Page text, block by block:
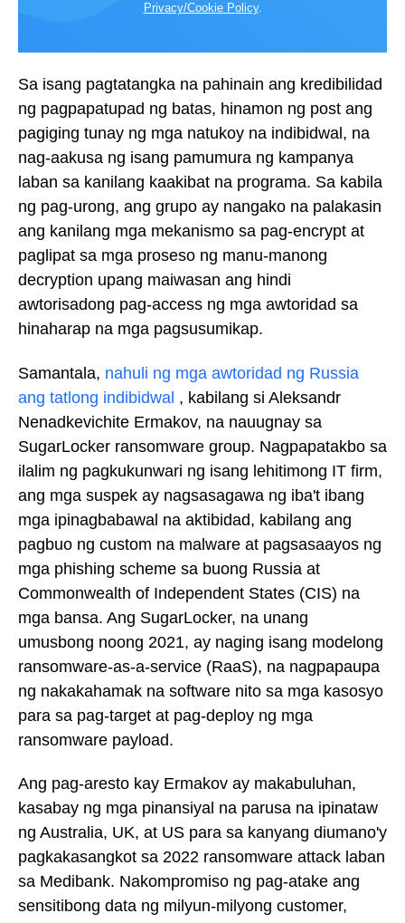
Privacy/Cookie Policy.
Sa isang pagtatangka na pahinain ang kredibilidad
ng pagpapatupad ng batas, hinamon ng post ang
pagiging tunay ng mga natukoy na indibidwal, na
nag-aakusa ng isang pamumura ng kampanya
laban sa kanilang kaakibat na programa. Sa kabila
ng pag-urong, ang grupo ay nangako na palakasin
ang kanilang mga mekanismo sa pag-encrypt at
paglipat sa mga proseso ng manu-manong
decryption upang maiwasan ang hindi
awtorisadong pag-access ng mga awtoridad sa
hinaharap na mga pagsusumikap.
Samantala, nahuli ng mga awtoridad ng Russia
ang tatlong indibidwal , kabilang si Aleksandr
Nenadkevichite Ermakov, na nauugnay sa
SugarLocker ransomware group. Nagpapatakbo sa
ilalim ng pagkukunwari ng isang lehitimong IT firm,
ang mga suspek ay nagsasagawa ng iba't ibang
mga ipinagbabawal na aktibidad, kabilang ang
pagbuo ng custom na malware at pagsasaayos ng
mga phishing scheme sa buong Russia at
Commonwealth of Independent States (CIS) na
mga bansa. Ang SugarLocker, na unang
umusbong noong 2021, ay naging isang modelong
ransomware-as-a-service (RaaS), na nagpapaupa
ng nakakahamak na software nito sa mga kasosyo
para sa pag-target at pag-deploy ng mga
ransomware payload.
Ang pag-aresto kay Ermakov ay makabuluhan,
kasabay ng mga pinansiyal na parusa na ipinataw
ng Australia, UK, at US para sa kanyang diumano'y
pagkakasangkot sa 2022 ransomware attack laban
sa Medibank. Nakompromiso ng pag-atake ang
sensitibong data ng milyun-milyong customer,